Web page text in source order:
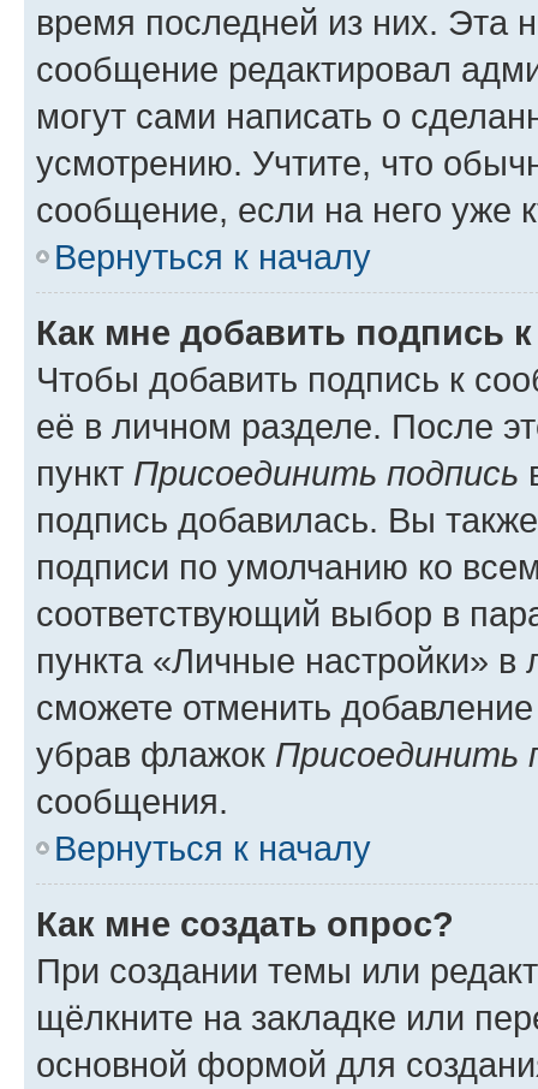
время последней из них. Эта
сообщение редактировал
могут сами написать о
усмотрению. Учтите, что
сообщение, если на него уже
Вернуться к началу
Как мне добавить подпись
Чтобы добавить подпись к
её в личном разделе. После
пункт Присоединить подпись
подпись добавилась. Вы
подписи по умолчанию ко
соответствующий выбор в
пункта «Личные настройки»
сможете отменить
убрав флажок Присоединить
сообщения.
Вернуться к началу
Как мне создать опрос?
При создании темы или
щёлкните на закладке или
основной формой для